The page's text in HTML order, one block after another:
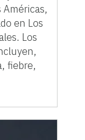
Américas,
en Los
Los
fiebre,